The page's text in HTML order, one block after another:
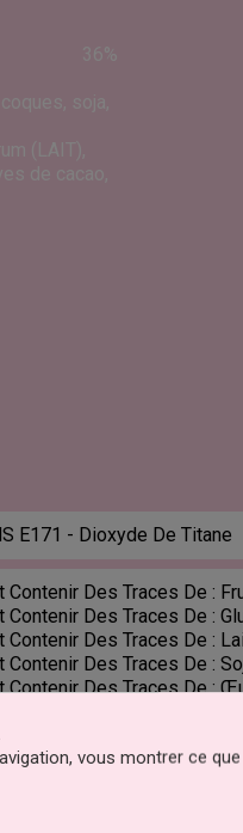
E171 - Dioxyde De Titane
Contenir Des Traces De :
Contenir Des Traces De :
Contenir Des Traces De :
Contenir Des Traces De :
Contenir Des Traces De :
vous montrer ce